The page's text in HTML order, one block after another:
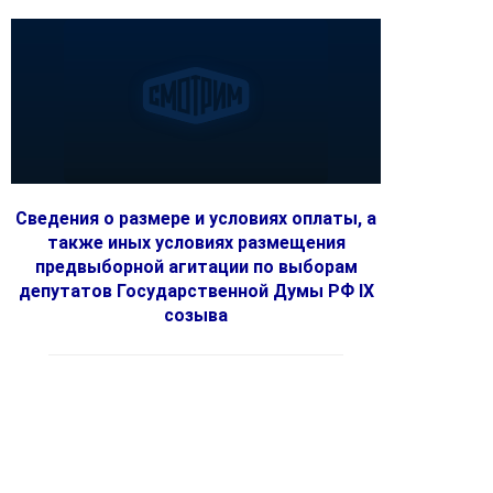
Сведения о размере и условиях оплаты, а
также иных условиях размещения
предвыборной агитации по выборам
депутатов Государственной Думы РФ IX
созыва